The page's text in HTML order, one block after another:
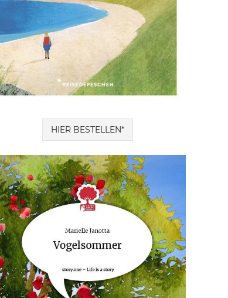
HIER BESTELLEN*